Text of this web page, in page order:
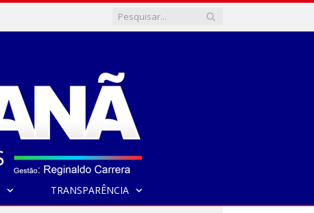
TRANSPARÊNCIA